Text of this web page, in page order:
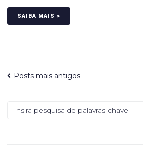
SAIBA MAIS >
Posts mais antigos